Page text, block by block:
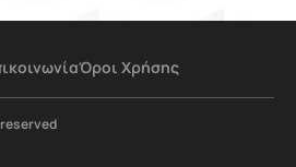
Όροι Χρήσης